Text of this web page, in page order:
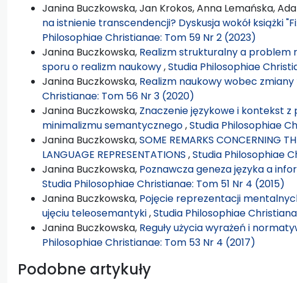
Janina Buczkowska, Jan Krokos, Anna Lemańska,
na istnienie transcendencji? Dyskusja wokół książki
Philosophiae Christianae: Tom 59 Nr 2 (2023)
Janina Buczkowska, Realizm strukturalny a problem
sporu o realizm naukowy,Studia Philosophiae
Janina Buczkowska, Realizm naukowy wobec
Christianae: Tom 56 Nr 3 (2020)
Janina Buczkowska, Znaczenie językowe i kontekst
minimalizmu semantycznego,Studia Philosophiae
Janina Buczkowska,SOME REMARKS CONCERNING
LANGUAGE REPRESENTATIONS ,Studia Philosophiae
Janina Buczkowska, Poznawcza geneza języka a
Studia Philosophiae Christianae: Tom 51 Nr 4 (2015)
Janina Buczkowska, Pojęcie reprezentacji
ujęciu teleosemantyki,Studia Philosophiae
Janina Buczkowska, Reguły użycia wyrażeń i
Philosophiae Christianae: Tom 53 Nr 4 (2017)
Podobne artykuły